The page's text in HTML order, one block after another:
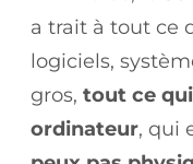
a trait à tout ce
logiciels,
gros, tout ce
ordinateur, qui